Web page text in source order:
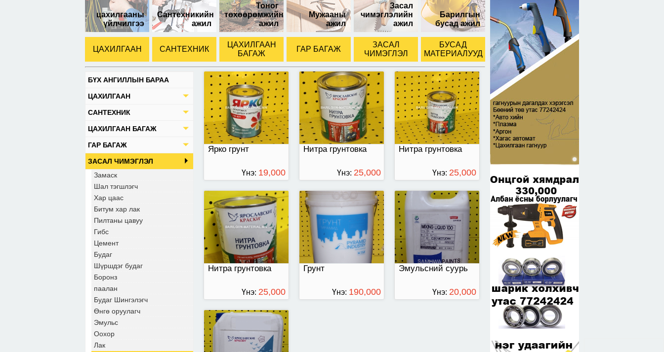
цахилгааны
үйлчилгээ
Сантехникийн
ажил
Тоног
төхөөрөмжийн
ажил
Мужааны
ажил
Засал
чимэглэлийн
ажил
Барилгын
бусад ажил
ЦАХИЛГААН САНТЕХНИК
ЦАХИЛГААН
БАГАЖ
ГАР БАГАЖ
ЗАСАЛ
ЧИМЭГЛЭЛ
БУСАД
МАТЕРИАЛУУД
БҮХ АНГИЛЛЫН БАРАА
ЦАХИЛГААН
САНТЕХНИК
ЦАХИЛГААН БАГАЖ
ГАР БАГАЖ
ЗАСАЛ ЧИМЭГЛЭЛ
Замаск
Шал тэгшлэгч
Хар цаас
Битум хар лак
Пилтаны цавуу
Гибс
Цемент
Будаг
Шүршдэг будаг
Боронз
паалан
Будаг Шингэлэгч
Өнгө оруулагч
Эмульс
Оохор
Лак
Ярко грунт
Үнэ: 19,000
ТӨГРӨГ
Нитра грунтовка
Үнэ: 25,000
ТӨГРӨГ
Нитра грунтовка
Үнэ: 25,000
ТӨГРӨГ
Нитра грунтовка
0,7 кг-аар савласан
4427 кодтой
Үнэ: 25,000
ТӨГРӨГ
Грунт
Грунт/24 кг/
Үнэ: 190,000
Эмульсний суурь
Эмульсний суурь /3,5
литр/
Үнэ: 20,000
Грунтовка эмульсний
суурь/Орос/